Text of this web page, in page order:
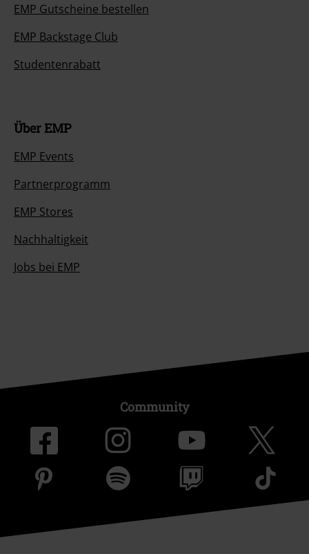
EMP Gutscheine bestellen
EMP Backstage Club
Studentenrabatt
Über EMP
EMP Events
Partnerprogramm
EMP Stores
Nachhaltigkeit
Jobs bei EMP
Community